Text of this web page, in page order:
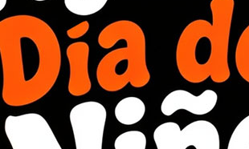
Puerto de carga: USB-C
Material de keycaps: ABS
Dimensiones: 288 x 137 x 22 mm
Peso: 544 g aprox.
Comprar